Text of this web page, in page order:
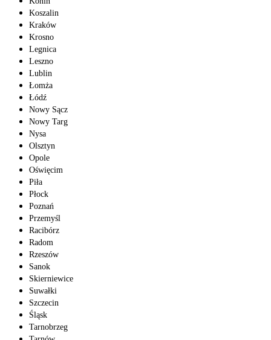
Koszalin
Kraków
Krosno
Legnica
Leszno
Lublin
Łomża
Łódź
Nowy Sącz
Nowy Targ
Nysa
Olsztyn
Opole
Oświęcim
Piła
Płock
Poznań
Przemyśl
Racibórz
Radom
Rzeszów
Sanok
Skierniewice
Suwałki
Szczecin
Śląsk
Tarnobrzeg